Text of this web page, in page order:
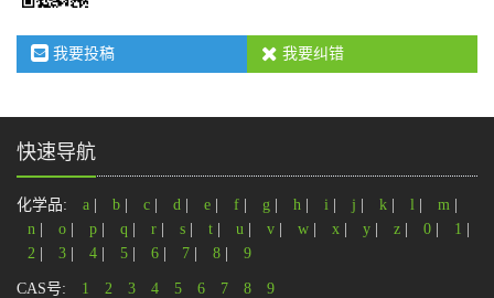
我要投稿 我要纠错
快速导航
化学品: a b c d e f g h i j k l m
n
o p q r s t u v w x y z 0 1
2
3 4 5 6 7 8 9
CAS号: 1 2 3 4 5 6 7 8 9